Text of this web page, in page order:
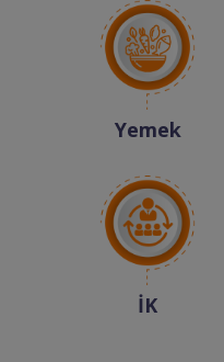
Yemek
İK